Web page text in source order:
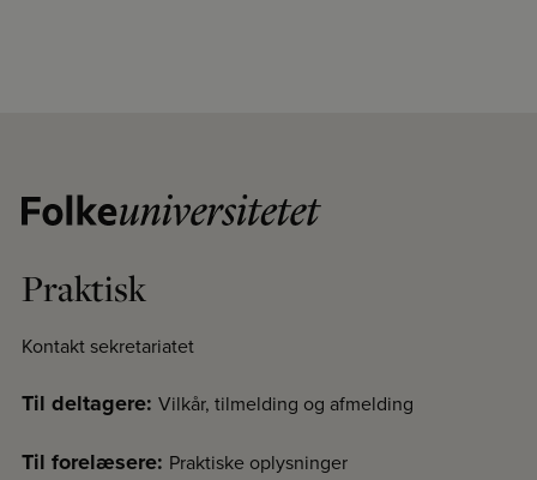
Praktisk
Kontakt sekretariatet
Til deltagere: Vilkår, tilmelding og afmelding
Til forelæsere: Praktiske oplysninger